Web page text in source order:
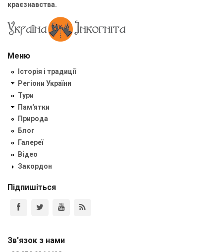
краєзнавства.
Меню
Історія і традиції
Регіони України
Тури
Пам'ятки
Природа
Блог
Галереї
Відео
Закордон
Підпишіться
Зв'язок з нами